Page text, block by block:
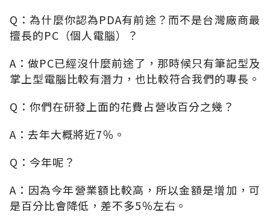
Q：為什麼你認為PDA有前途？而不是台灣廠商最
擅長的PC（個人電腦）？
A：做PC已經沒什麼前途了，那時候只有筆記型及
掌上型電腦比較有潛力，也比較符合我們的專長。
Q：你們在研發上面的花費占營收百分之幾？
A：去年大概將近7％。
Q：今年呢？
A：因為今年營業額比較高，所以金額是增加，可
是百分比會降低，差不多5％左右。